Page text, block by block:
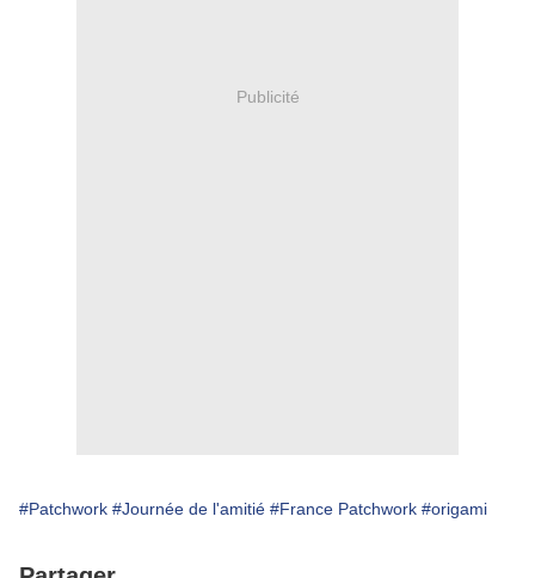
Publicité
#Patchwork #Journée de l'amitié #France Patchwork #origami